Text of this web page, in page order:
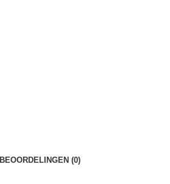
BEOORDELINGEN (0)